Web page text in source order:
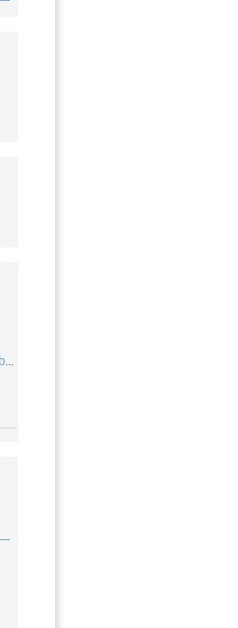
https://tu-dresden.de/die_tu_dresden/fakultaeten/fakultaet_maschinenwesen/ifvu/evt/Labor/